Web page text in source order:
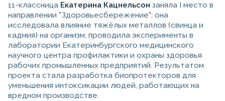
11-классница Екатерина Кацнельсон заняла I место в
направлении "Здоровьесбережение": она
исследовала влияние тяжёлых металлов (свинца и
кадмия) на организм, проводила эксперименты в
лаборатории Екатеринбургского медицинского
научного центра профилактики и охраны здоровья
рабочих промышленных предприятий. Результатом
проекта стала разработка биопротекторов для
уменьшения интоксикации людей, работающих на
вредном производстве.